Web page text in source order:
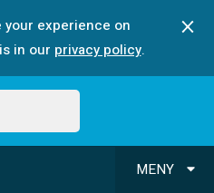
your experience on
in our privacy policy.
MENY